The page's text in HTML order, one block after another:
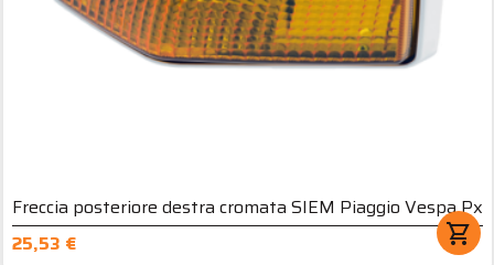
Freccia posteriore destra cromata SIEM Piaggio Vespa Px
25,53 €
shopping_cart